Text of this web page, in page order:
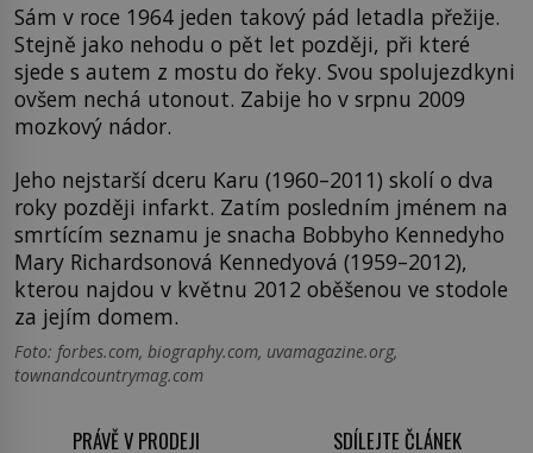
Sám v roce 1964 jeden takový pád letadla přežije.
Stejně jako nehodu o pět let později, při které
sjede s autem z mostu do řeky. Svou spolujezdkyni
ovšem nechá utonout. Zabije ho v srpnu 2009
mozkový nádor.
Jeho nejstarší dceru Karu (1960–2011) skolí o dva
roky později infarkt. Zatím posledním jménem na
smrtícím seznamu je snacha Bobbyho Kennedyho
Mary Richardsonová Kennedyová (1959–2012),
kterou najdou v květnu 2012 oběšenou ve stodole
za jejím domem.
Foto: forbes.com, biography.com, uvamagazine.org,
townandcountrymag.com
PRÁVĚ V PRODEJI SDÍLEJTE ČLÁNEK